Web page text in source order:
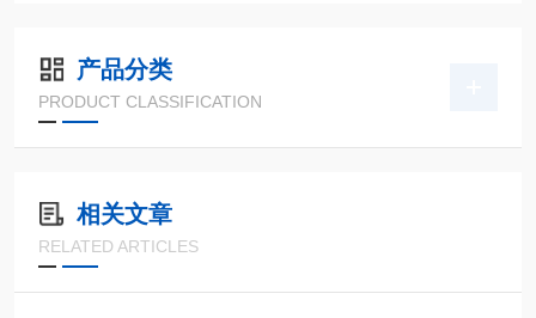
产品分类
PRODUCT CLASSIFICATION
相关文章
RELATED ARTICLES